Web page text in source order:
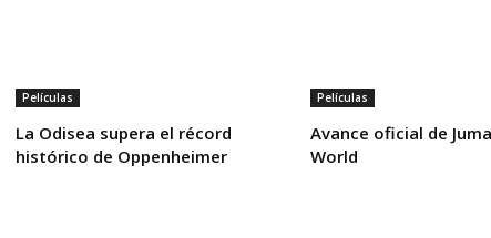
Películas
La Odisea supera el récord
histórico de Oppenheimer
Películas
Avance oficial de
World